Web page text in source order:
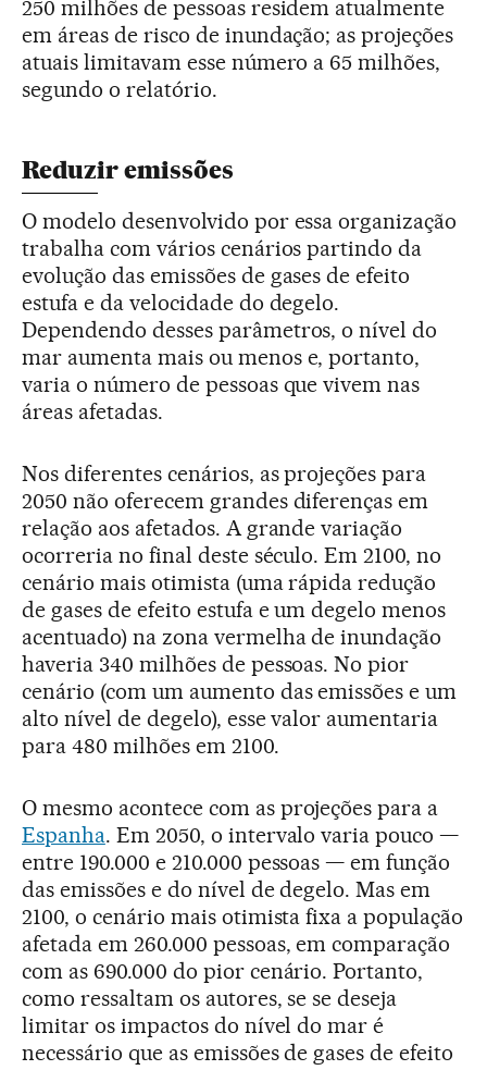
250 milhões de pessoas residem atualmente
em áreas de risco de inundação; as projeções
atuais limitavam esse número a 65 milhões,
segundo o relatório.
Reduzir emissões
O modelo desenvolvido por essa organização
trabalha com vários cenários partindo da
evolução das emissões de gases de efeito
estufa e da velocidade do degelo.
Dependendo desses parâmetros, o nível do
mar aumenta mais ou menos e, portanto,
varia o número de pessoas que vivem nas
áreas afetadas.
Nos diferentes cenários, as projeções para
2050 não oferecem grandes diferenças em
relação aos afetados. A grande variação
ocorreria no final deste século. Em 2100, no
cenário mais otimista (uma rápida redução
de gases de efeito estufa e um degelo menos
acentuado) na zona vermelha de inundação
haveria 340 milhões de pessoas. No pior
cenário (com um aumento das emissões e um
alto nível de degelo), esse valor aumentaria
para 480 milhões em 2100.
O mesmo acontece com as projeções para a
Espanha. Em 2050, o intervalo varia pouco —
entre 190.000 e 210.000 pessoas — em função
das emissões e do nível de degelo. Mas em
2100, o cenário mais otimista fixa a população
afetada em 260.000 pessoas, em comparação
com as 690.000 do pior cenário. Portanto,
como ressaltam os autores, se se deseja
limitar os impactos do nível do mar é
necessário que as emissões de gases de efeito